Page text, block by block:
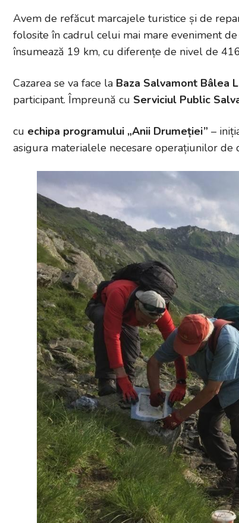
Avem de refăcut marcajele turistice și de
folosite în cadrul celui mai mare eveniment
însumează 19 km, cu diferențe de nivel de
Cazarea se va face la Baza Salvamont Bâlea
participant. Împreună cu Serviciul Public
cu echipa programului „Anii Drumeției” –
asigura materialele necesare operațiunilor